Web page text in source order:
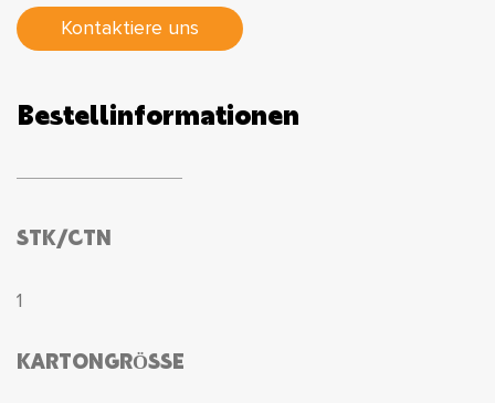
Kontaktiere uns
Bestellinformationen
STK/CTN
1
KARTONGRÖSSE